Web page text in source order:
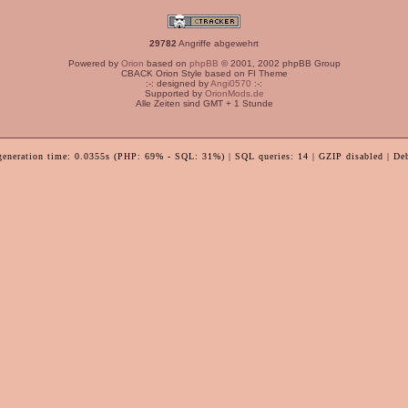
29782 Angriffe abgewehrt
Powered by Orion based on phpBB © 2001, 2002 phpBB Group
CBACK Orion Style based on FI Theme
:-: designed byAngi0570 :-:
Supported by OrionMods.de
Alle Zeiten sind GMT + 1 Stunde
time: 0.0355s (PHP: 69% - SQL: 31%) | SQL queries: 14 | GZIP disabled |